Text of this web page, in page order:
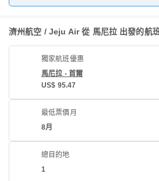
濟州航空 / Jeju Air 從 馬尼拉 出發的航
獨家航班優惠
馬尼拉 - 首爾
US$ 95.47
最低票價月
8月
總目的地
1